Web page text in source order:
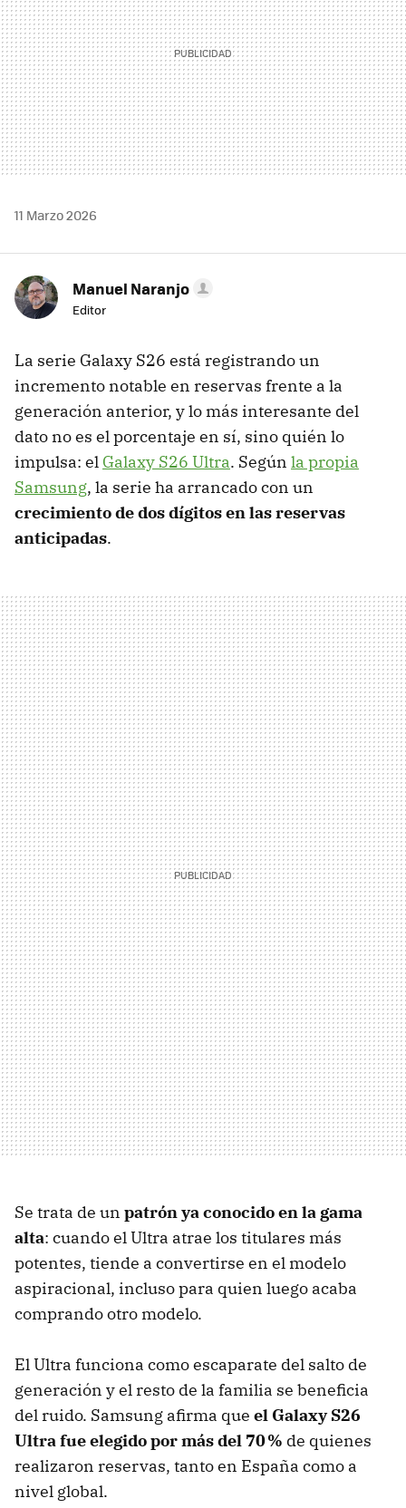
11 Marzo 2026
Manuel Naranjo
Editor
La serie Galaxy S26 está registrando un
incremento notable en reservas frente a la
generación anterior, y lo más interesante del
dato no es el porcentaje en sí, sino quién lo
impulsa: el Galaxy S26 Ultra. Según la propia
Samsung, la serie ha arrancado con un
crecimiento de dos dígitosen las reservas
anticipadas.
Se trata de un patrón ya conocido en la gama
alta: cuando el Ultra atrae los titulares más
potentes, tiende a convertirse en el modelo
aspiracional, incluso para quien luego acaba
comprando otro modelo.
El Ultra funciona como escaparate del salto de
generación y el resto de la familia se beneficia
del ruido. Samsung afirma que el Galaxy S26
Ultra fue elegido pormás del 70 % de quienes
realizaron reservas, tanto en España como a
nivel global.